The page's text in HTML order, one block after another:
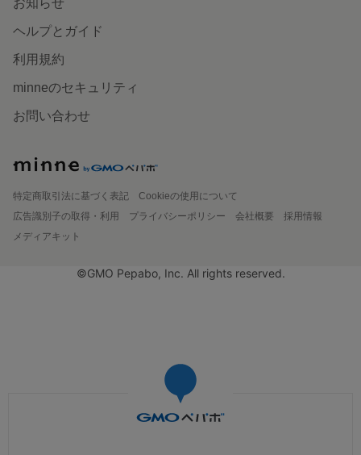
ヘルプとガイド
利用規約
minneのセキュリティ
お問い合わせ
特定商取引法に基づく表記
Cookieの使用について
広告識別子の取得・利用
プライバシーポリシー 会社概要
採用情報
メディアキット
©GMO Pepabo, Inc. All rights reserved.